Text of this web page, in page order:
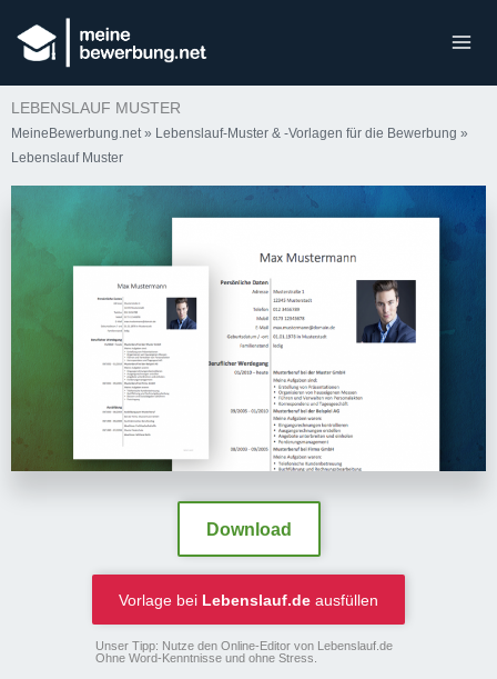
LEBENSLAUF MUSTER
MeineBewerbung.net » Lebenslauf-Muster & -Vorlagen für die Bewerbung »
Lebenslauf Muster
Download
Vorlage bei Lebenslauf.de ausfüllen
Unser Tipp: Nutze den Online-Editor von Lebenslauf.de
Ohne Word-Kenntnisse und ohne Stress.